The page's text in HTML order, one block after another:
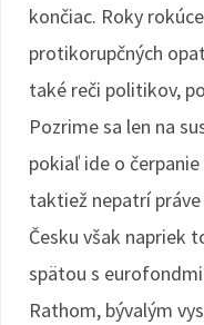
končiac. Roky
protikorupčných
také reči politikov,
Pozrime sa len na
pokiaľ ide o
taktiež nepatrí práve
Česku však napriek
spätou s
Rathom, bývalým